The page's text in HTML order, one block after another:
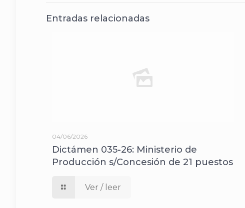
Entradas relacionadas
04/06/2026
Dictámen 035-26: Ministerio de
Producción s/Concesión de 21 puestos
Ver / leer